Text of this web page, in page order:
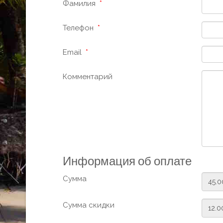
Фамилия *
Телефон *
Email *
Комментарий
Информация об оплате
Сумма
Сумма скидки